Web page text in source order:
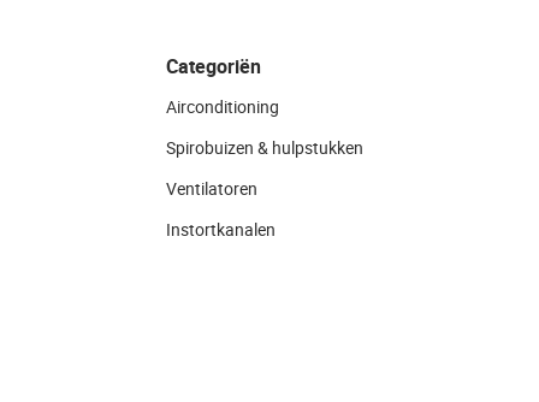
Categoriën
Airconditioning
Spirobuizen & hulpstukken
Ventilatoren
Instortkanalen